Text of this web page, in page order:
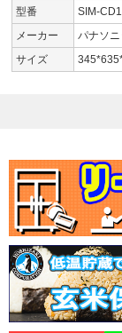
型番
SIM-
メーカー
パナソニ
サイズ